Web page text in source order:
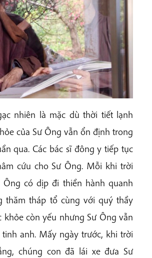
nhiên là mặc dù thời tiết lạnh
của Sư Ông vẫn ổn định trong
qua. Các bác sĩ đông y tiếp tục
cứu cho Sư Ông. Mỗi khi trời
Ông có dịp đi thiền hành quanh
thăm tháp tổ cùng với quý thầy
khỏe còn yếu nhưng Sư Ông vẫn
tinh anh. Mấy ngày trước, khi trời
chúng con đã lái xe đưa Sư